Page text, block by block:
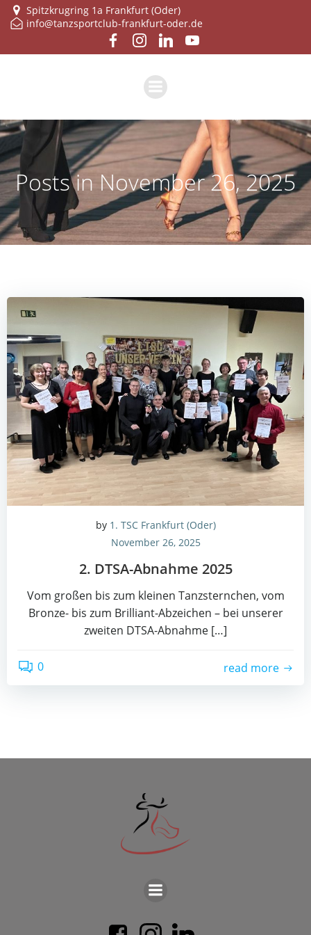
Zum
Inhalt
springen
Spitzkrugring 1a Frankfurt (Oder)
info@tanzsportclub-frankfurt-oder.de
Posts in November 26, 2025
by 1. TSC Frankfurt (Oder)
November 26, 2025
2. DTSA-Abnah­me 2025
Vom gro­ßen bis zum klei­nen Tanz­stern­chen, vom
Bron­ze- bis zum Bril­li­ant-Abzei­chen – bei unse­rer
zwei­ten DTSA-Abnah­me […]
0 read more